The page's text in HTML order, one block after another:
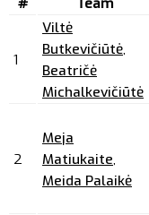
1
Viltė
Butkevičiūtė,
Beatričė
Michalkevičiūtė
2
Meja
Matiukaite,
Meida Palaikė